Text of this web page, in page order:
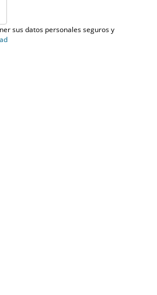
sus datos personales seguros y